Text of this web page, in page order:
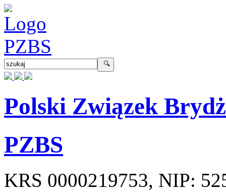
Polski Związek
PZBS
KRS 0000219753, NIP: